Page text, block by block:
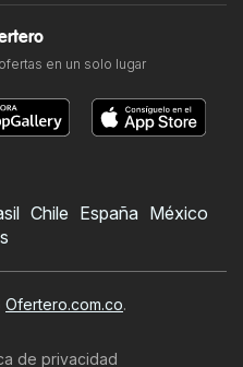
en un solo lugar
Chile España México
Ofertero.com.co.
de privacidad